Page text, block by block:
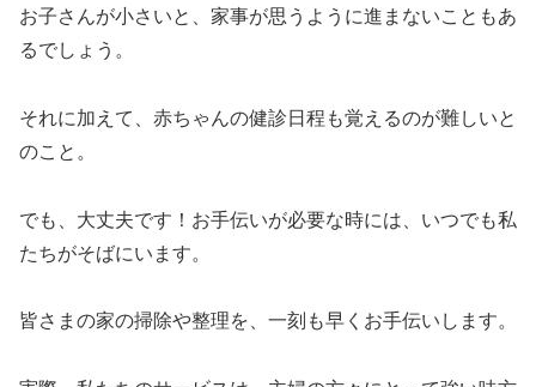
お子さんが小さいと、家事が思うように進まないこともあ
るでしょう。
それに加えて、赤ちゃんの健診日程も覚えるのが難しいと
のこと。
でも、大丈夫です！お手伝いが必要な時には、いつでも私
たちがそばにいます。
皆さまの家の掃除や整理を、一刻も早くお手伝いします。